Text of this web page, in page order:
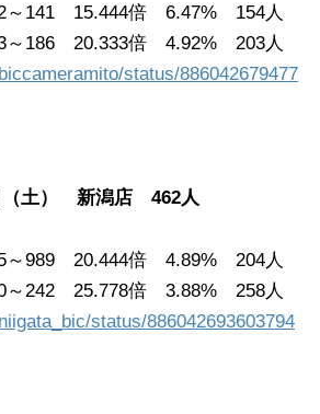
141 15.444倍 6.47% 154人
186 20.333倍 4.92% 203人
status/886042679477
（土） 新潟店 462人
989 20.444倍 4.89% 204人
242 25.778倍 3.88% 258人
status/886042693603794